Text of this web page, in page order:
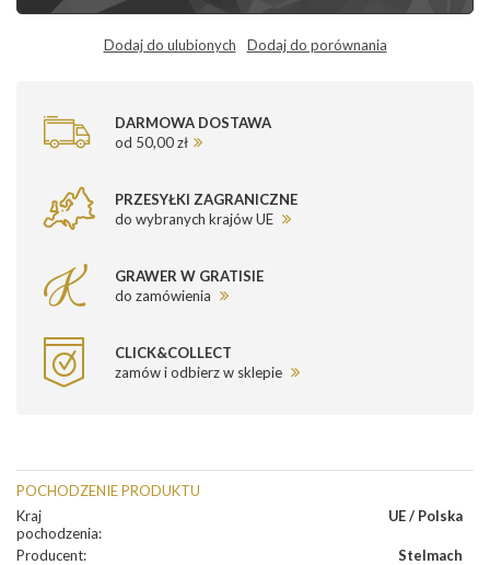
Dodaj do ulubionych Dodaj do porównania
DARMOWA DOSTAWA
od 50,00 zł
PRZESYŁKI ZAGRANICZNE
do wybranych krajów UE
GRAWER W GRATISIE
do zamówienia
CLICK&COLLECT
zamów i odbierz w sklepie
POCHODZENIE PRODUKTU
Kraj
pochodzenia:
UE / Polska
Producent: Stelmach